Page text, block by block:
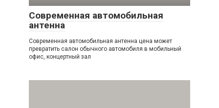
Современная автомобильная
антенна
Современная автомобильная антенна цена может
превратить салон обычного автомобиля в мобильный
офис, концертный зал